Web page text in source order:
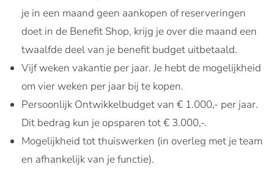
je in een maand geen aankopen of reserveringen
doet in de Benefit Shop, krijg je over die maand een
twaalfde deel van je benefit budget uitbetaald.
Vijf weken vakantie per jaar. Je hebt de mogelijkheid
om vier weken per jaar bij te kopen.
Persoonlijk Ontwikkelbudget van € 1.000,- per jaar.
Dit bedrag kun je opsparen tot € 3.000,-.
Mogelijkheid tot thuiswerken (in overleg met je team
en afhankelijk van je functie).